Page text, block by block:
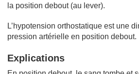
la position debout (au lever).
L’hypotension orthostatique est une
pression artérielle en position debout.
Explications